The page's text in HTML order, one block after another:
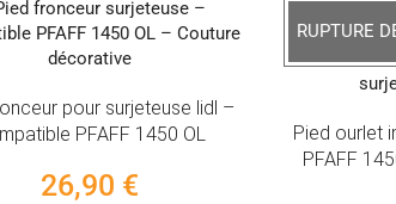
pour surjeteuse lidl –
PFAFF 1450 OL
26,90 €
RUPTURE
Pied ourlet
PFAFF